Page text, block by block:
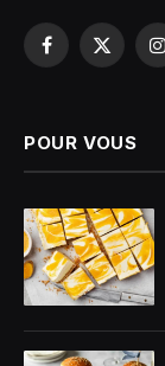
Facebook
X
POUR VOUS
© DR